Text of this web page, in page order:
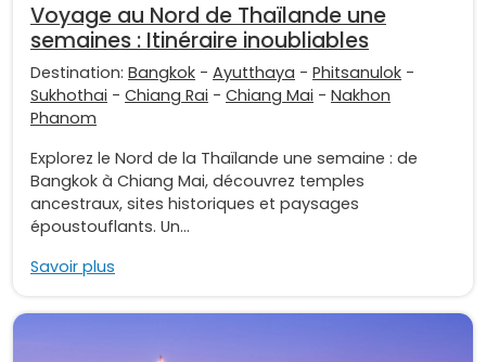
Voyage au Nord de Thaïlande une
semaines : Itinéraire inoubliables
Destination: Bangkok - Ayutthaya - Phitsanulok -
Sukhothai - Chiang Rai - Chiang Mai - Nakhon
Phanom
Explorez le Nord de la Thaïlande une semaine : de
Bangkok à Chiang Mai, découvrez temples
ancestraux, sites historiques et paysages
époustouflants. Un...
Savoir plus